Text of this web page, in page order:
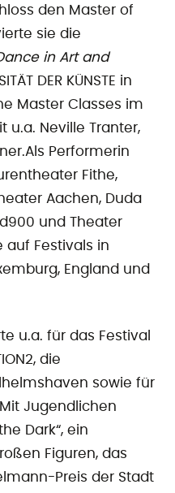
den Master of
sie die
in Art and
DER KÜNSTE in
Master Classes im
u.a. Neville Tranter,
Als Performerin
Fithe,
Aachen, Duda
und Theater
auf Festivals in
England und
u.a. für das Festival
die
sowie für
Jugendlichen
Dark“, ein
Figuren, das
Preis der Stadt